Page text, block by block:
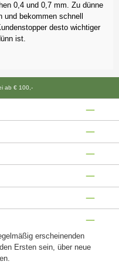
0,4 und 0,7 mm. Zu dünne
bekommen schnell
desto wichtiger
ist.
ab € 100,-
erscheinenden
Ersten sein, über neue